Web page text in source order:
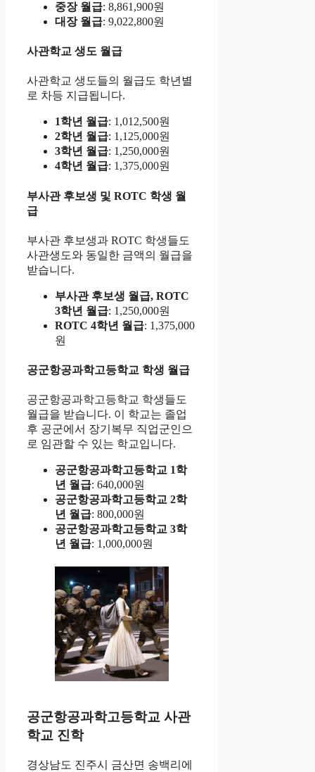
중장 월급: 8,861,900원
대장 월급: 9,022,800원
사관학교 생도 월급
사관학교 생도들의 월급도 학년별
로 차등 지급됩니다.
1학년 월급: 1,012,500원
2학년 월급: 1,125,000원
3학년 월급: 1,250,000원
4학년 월급: 1,375,000원
부사관 후보생 및 ROTC 학생 월
급
부사관 후보생과 ROTC 학생들도
사관생도와 동일한 금액의 월급을
받습니다.
부사관 후보생 월급, ROTC
3학년 월급: 1,250,000원
ROTC 4학년 월급: 1,375,000
원
공군항공과학고등학교 학생 월급
공군항공과학고등학교 학생들도
월급을 받습니다. 이 학교는 졸업
후 공군에서 장기복무 직업군인으
로 임관할 수 있는 학교입니다.
공군항공과학고등학교 1학
년 월급: 640,000원
공군항공과학고등학교 2학
년 월급: 800,000원
공군항공과학고등학교 3학
년 월급: 1,000,000원
공군항공과학고등학교 사관
학교 진학
경상남도 진주시 금산면 송백리에